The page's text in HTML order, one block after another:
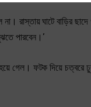
রাস্তায় ঘাটে বাড়ির
পারবেন।’
হয়ে গেল। ফটক দিয়ে